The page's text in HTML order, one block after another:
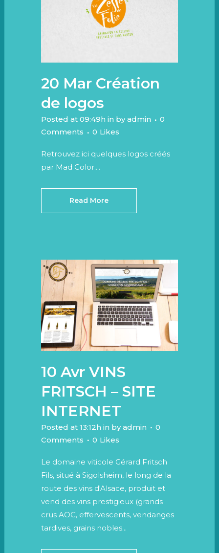
20 Mar Création
de logos
Posted at 09:49h in byadmin
0
Comments
0 Likes
Retrouvez ici quelques logos créés
par Mad Color....
Read More
10 Avr VINS
FRITSCH – SITE
INTERNET
Posted at 13:12h in byadmin
0
Comments
0 Likes
Le domaine viticole Gérard Fritsch
Fils, situé à Sigolsheim, le long de la
route des vins d'Alsace, produit et
vend des vins prestigieux (grands
crus AOC, effervescents, vendanges
tardives, grains nobles...